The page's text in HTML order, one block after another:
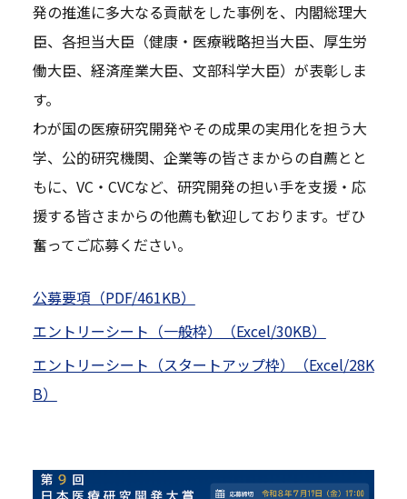
発の推進に多大なる貢献をした事例を、内閣総理大
臣、各担当大臣（健康・医療戦略担当大臣、厚生労
働大臣、経済産業大臣、文部科学大臣）が表彰しま
す。
わが国の医療研究開発やその成果の実用化を担う大
学、公的研究機関、企業等の皆さまからの自薦とと
もに、VC・CVCなど、研究開発の担い手を支援・応
援する皆さまからの他薦も歓迎しております。ぜひ
奮ってご応募ください。
公募要項（PDF/461KB）
エントリーシート（一般枠）（Excel/30KB）
エントリーシート（スタートアップ枠）（Excel/28K
B）